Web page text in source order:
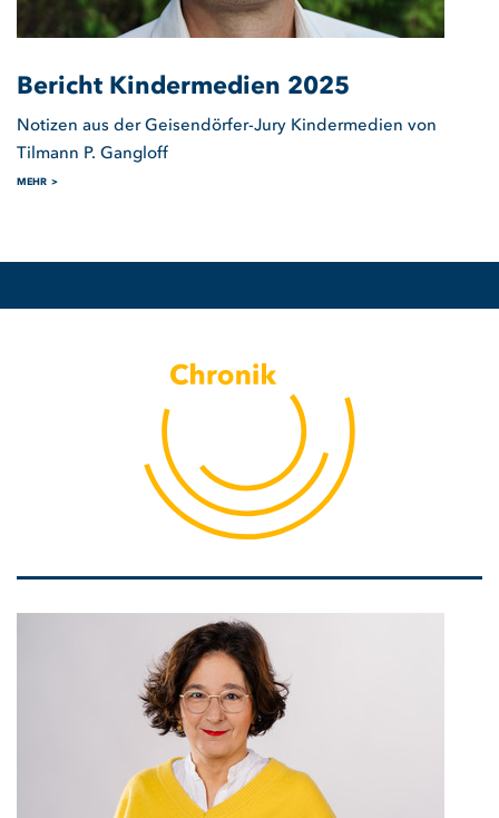
Bericht Kindermedien 2025
Notizen aus der Geisendörfer-Jury Kindermedien von
Tilmann P. Gangloff
MEHR